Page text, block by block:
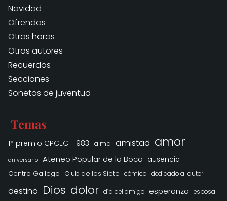
Navidad
Ofrendas
Otras horas
Otros autores
Recuerdos
Secciones
Sonetos de juventud
Temas
1° premio CPCECF 1983 alma amistad amor
aniversario Ateneo Popular de la Boca ausencia
Centro Gallego
Club de los Siete cómico dedicado al autor
destino Dios dolor día del amigo esperanza esposa